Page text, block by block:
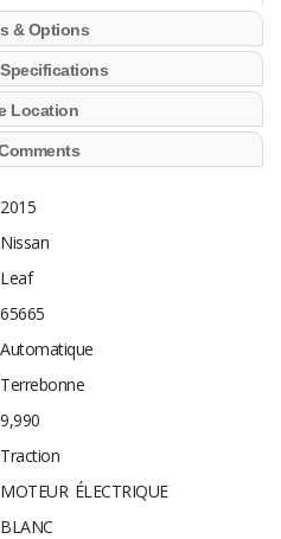
& Options
Location
2015
Nissan
Leaf
65665
Automatique
Terrebonne
9,990
Traction
MOTEUR ÉLECTRIQUE
BLANC